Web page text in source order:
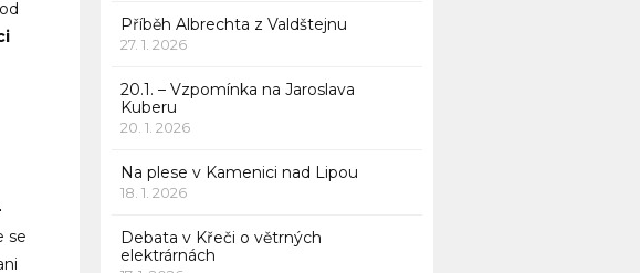
se
Příběh Albrechta z Valdštejnu
27. 1. 2026
20.1. – Vzpomínka na Jaroslava
Kuberu
20. 1. 2026
Na plese v Kamenici nad Lipou
18. 1. 2026
Debata v Křeči o větrných
elektrárnách